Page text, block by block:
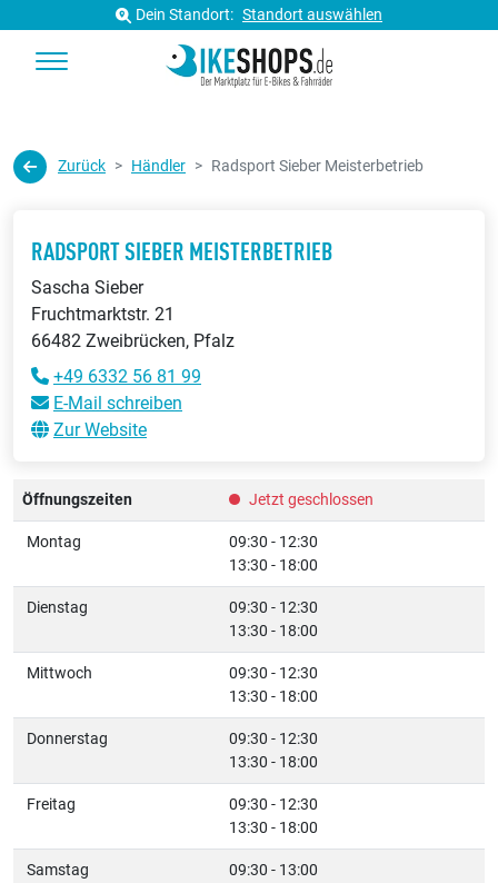
Dein Standort: Standort auswählen
Zurück Händler Radsport Sieber Meisterbetrieb
RADSPORT SIEBER MEISTERBETRIEB
Sascha Sieber
Fruchtmarktstr. 21
66482 Zweibrücken, Pfalz
+49 6332 56 81 99
E-Mail schreiben
Zur Website
Öffnungszeiten Jetzt geschlossen
Montag
09:30 - 12:30
13:30 - 18:00
Dienstag
09:30 - 12:30
13:30 - 18:00
Mittwoch
09:30 - 12:30
13:30 - 18:00
Donnerstag
09:30 - 12:30
13:30 - 18:00
Freitag
09:30 - 12:30
13:30 - 18:00
Samstag 09:30 - 13:00